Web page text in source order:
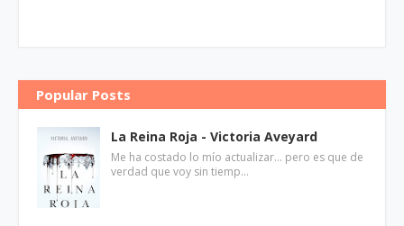
Popular Posts
La Reina Roja - Victoria Aveyard
Me ha costado lo mío actualizar... pero es que de
verdad que voy sin tiemp…